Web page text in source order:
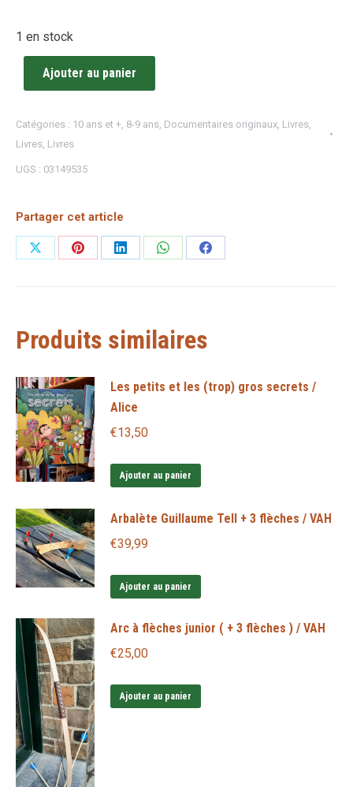
1 en stock
Ajouter au panier
Catégories : 10 ans et + 8-9 ans Documentaires originaux Livres
Livres Livres
UGS : 03149535
Partager cet article
PartagerPartagerPartagerPartagerPartager
Produits similaires
Les petits et les (trop) gros secrets /
Alice
€13,50
Ajouter au panier
Arbalète Guillaume Tell + 3 flèches / VAH
€39,99
Ajouter au panier
Arc à flèches junior ( + 3 flèches ) / VAH
€25,00
Ajouter au panier